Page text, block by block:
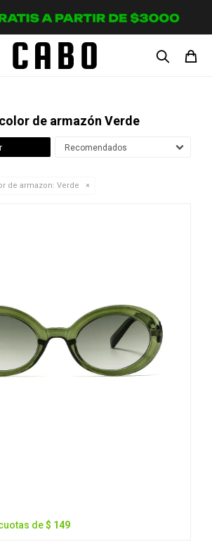
de armazón Verde
Recomendados
de armazon: Verde
de$ 149